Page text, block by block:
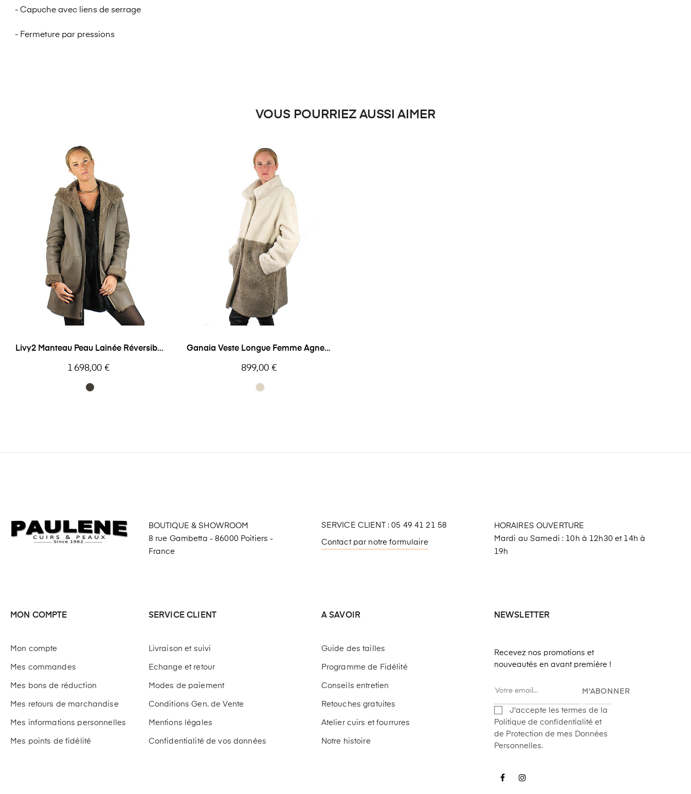
- Capuche avec liens de serrage
- Fermeture par pressions
VOUS POURRIEZ AUSSI AIMER
Livy2 Manteau Peau Lainée Réversible
Prix
1 698,00 €
Ganaia Veste Longue Femme Agneau
Prix
899,00 €
BOUTIQUE & SHOWROOM
8 rue Gambetta - 86000 Poitiers -
France
SERVICE CLIENT : 05 49 41 21 58
Contact par notre formulaire
HORAIRES OUVERTURE
Mardi au Samedi : 10h à 12h30 et 14h à
19h
MON COMPTE
Mon compte
Mes commandes
Mes bons de réduction
Mes retours de marchandise
Mes informations personnelles
Mes points de fidélité
SERVICE CLIENT
Livraison et suivi
Echange et retour
Modes de paiement
Conditions Gen. de Vente
Mentions légales
Confidentialité de vos données
A SAVOIR
Guide des tailles
Programme de Fidélité
Conseils entretien
Retouches gratuites
Atelier cuirs et fourrures
Notre histoire
NEWSLETTER
Recevez nos promotions et
nouveautés en avant première !
M'ABONNER
J'accepte les termes de la
Politique de confidentialité et
de Protection de mes Données
Personnelles.
Facebook